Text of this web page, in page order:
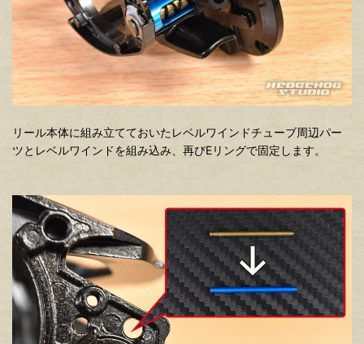
リール本体に組み立てておいたレベルワインドチューブ周辺パー
ツとレベルワインドを組み込み、再びEリングで固定します。